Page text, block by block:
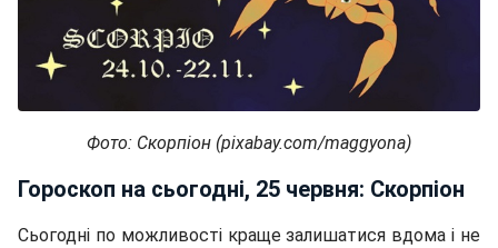
Фото: Скорпіон (pixabay.com/maggyona)
Гороскоп на сьогодні, 25 червня: Скорпіон
Сьогодні по можливості краще залишатися вдома і не